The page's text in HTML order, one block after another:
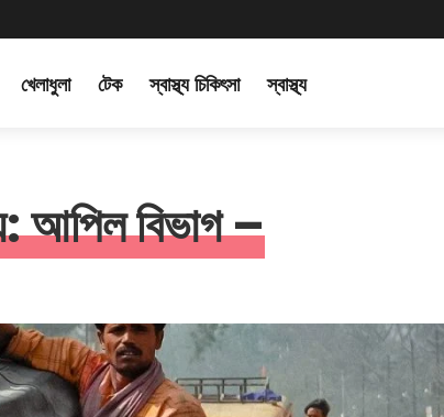
খেলাধুলা টেক স্বাস্থ্য চিকিৎসা স্বাস্থ্য
আপিল বিভাগ –